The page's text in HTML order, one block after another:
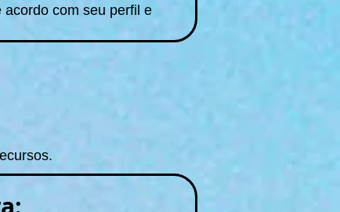
com seu perfil e